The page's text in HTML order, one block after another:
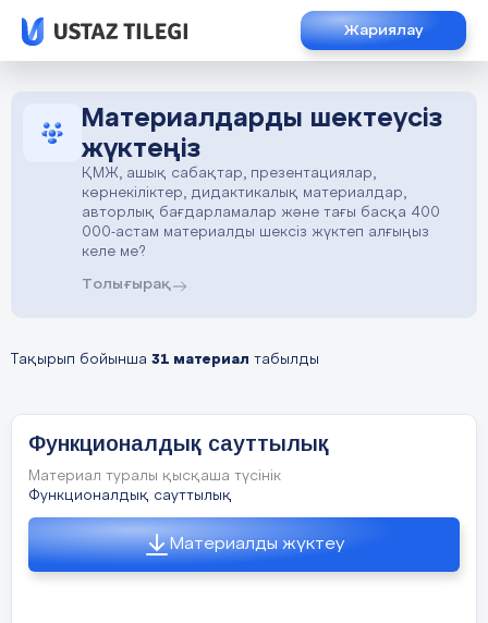
Жариялау
Материалдарды шектеусіз
жүктеңіз
ҚМЖ, ашық сабақтар, презентациялар,
көрнекіліктер, дидактикалық материалдар,
авторлық бағдарламалар және тағы басқа 400
000-астам материалды шексіз жүктеп алғыңыз
келе ме?
Толығырақ
Тақырып бойынша 31 материал табылды
Функционалдық сауттылық
Материал туралы қысқаша түсінік
Функционалдық сауттылық
Материалды жүктеу